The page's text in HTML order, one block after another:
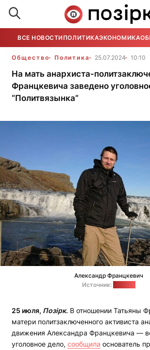
ВСЕ НОВОСТИ ПОЛИТИКАЭКОНОМИКА
Общество Политика 25.07.2024 10:10
На мать анархиста-
Францкевича заведено
“Политвязынка”
Александр Францкевич
Источник:
25 июля, Позірк. В отношении Татьяны
матери политзаключенного активиста
движения Александра Францкевича —
уголовное дело, сообщила основатель